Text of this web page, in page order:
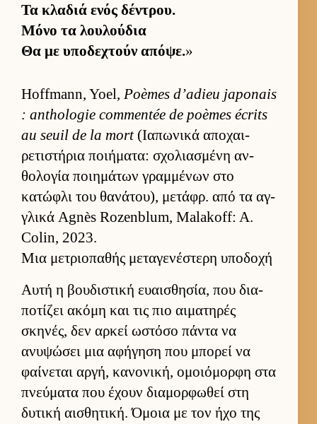
Τα κλαδιά ενός δέντρου.
Μόνο τα λου­λού­δια
Θα με υποδεχτούν απόψε.»
Hoffmann, Yoel, Poèmes d’adieu japonais
: anthologie commentée de poèmes écrits
au seuil de la mort(Ια­πωνικά αποχαι­
ρετιστήρια ποι­ήματα: σχολια­σμένη αν­
θολογία ποι­ημάτων γραμ­μένων στο
κατώφλι του θανάτου), μετάφρ. από τα αγ­
γλικά Agnès Rozenblum, Malakoff: A.
Colin, 2023.
Μια μετριοπαθής μεταγενέστερη υποδοχή
Αυτή η βου­διστική ευαι­σθησία, που δια­
ποτίζει ακόμη και τις πιο αι­ματηρές
σκηνές, δεν αρ­κεί ωστόσο πάντα να
ανυψώσει μια αφήγηση που μπορεί να
φαί­νεται αρ­γή, κανονική, ομοιόμορφη στα
πνεύ­ματα που έχουν δια­μορ­φωθεί στη
δυτική αι­σθητική. Όμοια με τον ήχο της